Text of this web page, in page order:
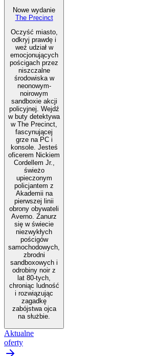
Nowe wydanie
The Precinct
Oczyść miasto,
odkryj prawdę i
weź udział w
emocjonujących
pościgach przez
niszczalne
środowiska w
neonowym-
noirowym
sandboxie akcji
policyjnej. Wejdź
w buty detektywa
w The Precinct,
fascynującej
grze na PC i
konsole. Jesteś
oficerem Nickiem
Cordellem Jr.,
świeżo
upieczonym
policjantem z
Akademii na
pierwszej linii
obrony obywateli
Averno. Zanurz
się w świecie
niezwykłych
pościgów
samochodowych,
zbrodni
sandboxowych i
odrobiny noir z
lat 80-tych,
chroniąc ludność
i rozwiązując
zagadkę
zabójstwa ojca
na służbie.
Aktualne
oferty